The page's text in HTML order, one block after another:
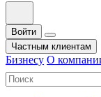
Войти
Частным клиентам
Бизнесу О